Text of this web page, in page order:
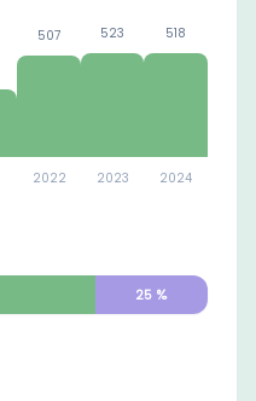
507
2022
523
2023
518
2024
25 %